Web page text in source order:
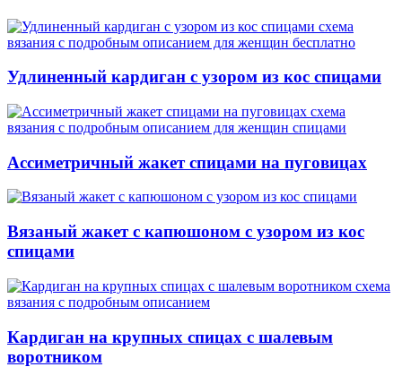
Удлиненный кардиган с узором из кос спицами
Ассиметричный жакет спицами на пуговицах
Вязаный жакет с капюшоном с узором из кос
спицами
Кардиган на крупных спицах с шалевым
воротником